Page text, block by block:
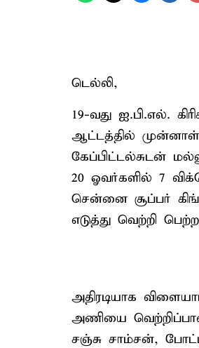
டெல்லி,
19-வது ஐ.பி.எல்.
ஆட்டத்தில்
கேப்பிட்டல்சுடன்
20 ஓவர்களில் 7
சென்னை சூப்பர்
எடுத்து வெற்றி
அதிரடியாக
அணியை
சஞ்சு சாம்சன்,